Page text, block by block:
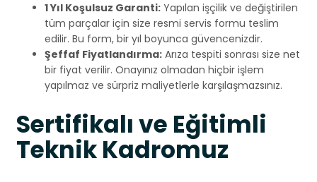
1 Yıl Koşulsuz Garanti: Yapılan işçilik ve değiştirilen
tüm parçalar için size resmi servis formu teslim
edilir. Bu form, bir yıl boyunca güvencenizdir.
Şeffaf Fiyatlandırma: Arıza tespiti sonrası size net
bir fiyat verilir. Onayınız olmadan hiçbir işlem
yapılmaz ve sürpriz maliyetlerle karşılaşmazsınız.
Sertifikalı ve Eğitimli
Teknik Kadromuz